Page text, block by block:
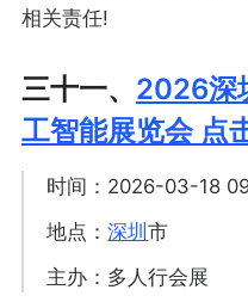
相关责任!
三十一、 2026深
工智能展览会 点
时间：2026-03-18
地点：深圳市
主办：多人行会展